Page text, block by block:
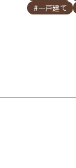
#一戸建て